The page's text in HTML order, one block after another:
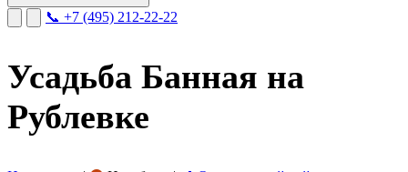
📞 +7 (495) 212-22-22
Усадьба Банная на
Рублевке